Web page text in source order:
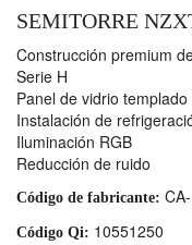
SEMITORRE
Construcción premium
Serie H
Panel de vidrio templado
Instalación de
Iluminación RGB
Reducción de ruido
Código de fabricante:
Código Qi: 10551250